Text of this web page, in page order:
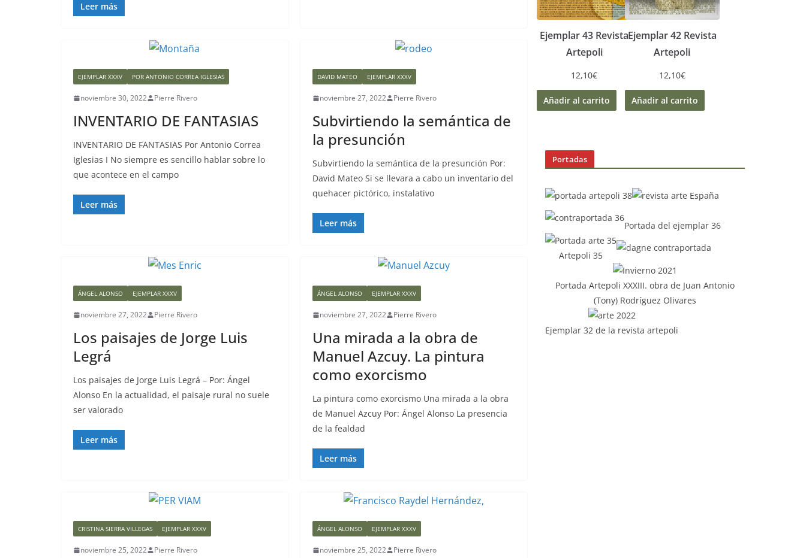
Leer más
EJEMPLAR XXXV POR ANTONIO CORREA IGLESIAS
noviembre 30, 2022 Pierre Rivero
INVENTARIO DE FANTASIAS
INVENTARIO DE FANTASIAS Por Antonio Correa
Iglesias I No siempre es sencillo hablar sobre lo
que acontece en el campo
Leer más
DAVID MATEO EJEMPLAR XXXV
noviembre 27, 2022 Pierre Rivero
Subvirtiendo la semántica de
la presunción
Subvirtiendo la semántica de la presunción Por:
David Mateo Si se llevara a cabo un inventario del
quehacer pictórico, instalativo
Leer más
ÁNGEL ALONSO EJEMPLAR XXXV
noviembre 27, 2022 Pierre Rivero
Los paisajes de Jorge Luis
Legrá
Los paisajes de Jorge Luis Legrá – Por: Ángel
Alonso En la actualidad, el paisaje rural no suele
ser valorado
Leer más
ÁNGEL ALONSO EJEMPLAR XXXV
noviembre 27, 2022 Pierre Rivero
Una mirada a la obra de
Manuel Azcuy. La pintura
como exorcismo
La pintura como exorcismo Una mirada a la obra
de Manuel Azcuy Por: Ángel Alonso La presencia
de la fealdad
Leer más
CRISTINA SIERRA VILLEGAS EJEMPLAR XXXV
noviembre 25, 2022 Pierre Rivero
ÁNGEL ALONSO EJEMPLAR XXXV
noviembre 25, 2022 Pierre Rivero
Ejemplar 43 Revista
Artepoli
12,10€
Añadir al carrito
Ejemplar 42 Revista
Artepoli
12,10€
Añadir al carrito
Portadas
Portada del ejemplar 36
Artepoli 35
Portada Artepoli XXXIII. obra de Juan Antonio
(Tony) Rodríguez Olivares
Ejemplar 32 de la revista artepoli